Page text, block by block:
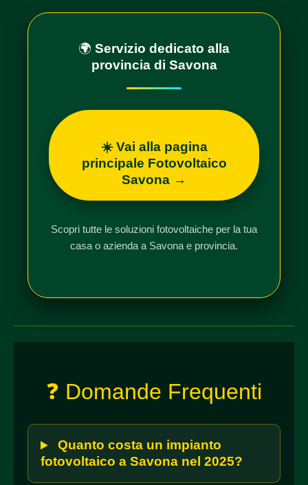
🌍 Servizio dedicato alla
provincia di Savona
☀️ Vai alla pagina
principale Fotovoltaico
Savona →
Scopri tutte le soluzioni fotovoltaiche per la tua
casa o azienda a Savona e provincia.
❓ Domande Frequenti
Quanto costa un impianto
fotovoltaico a Savona nel 2025?